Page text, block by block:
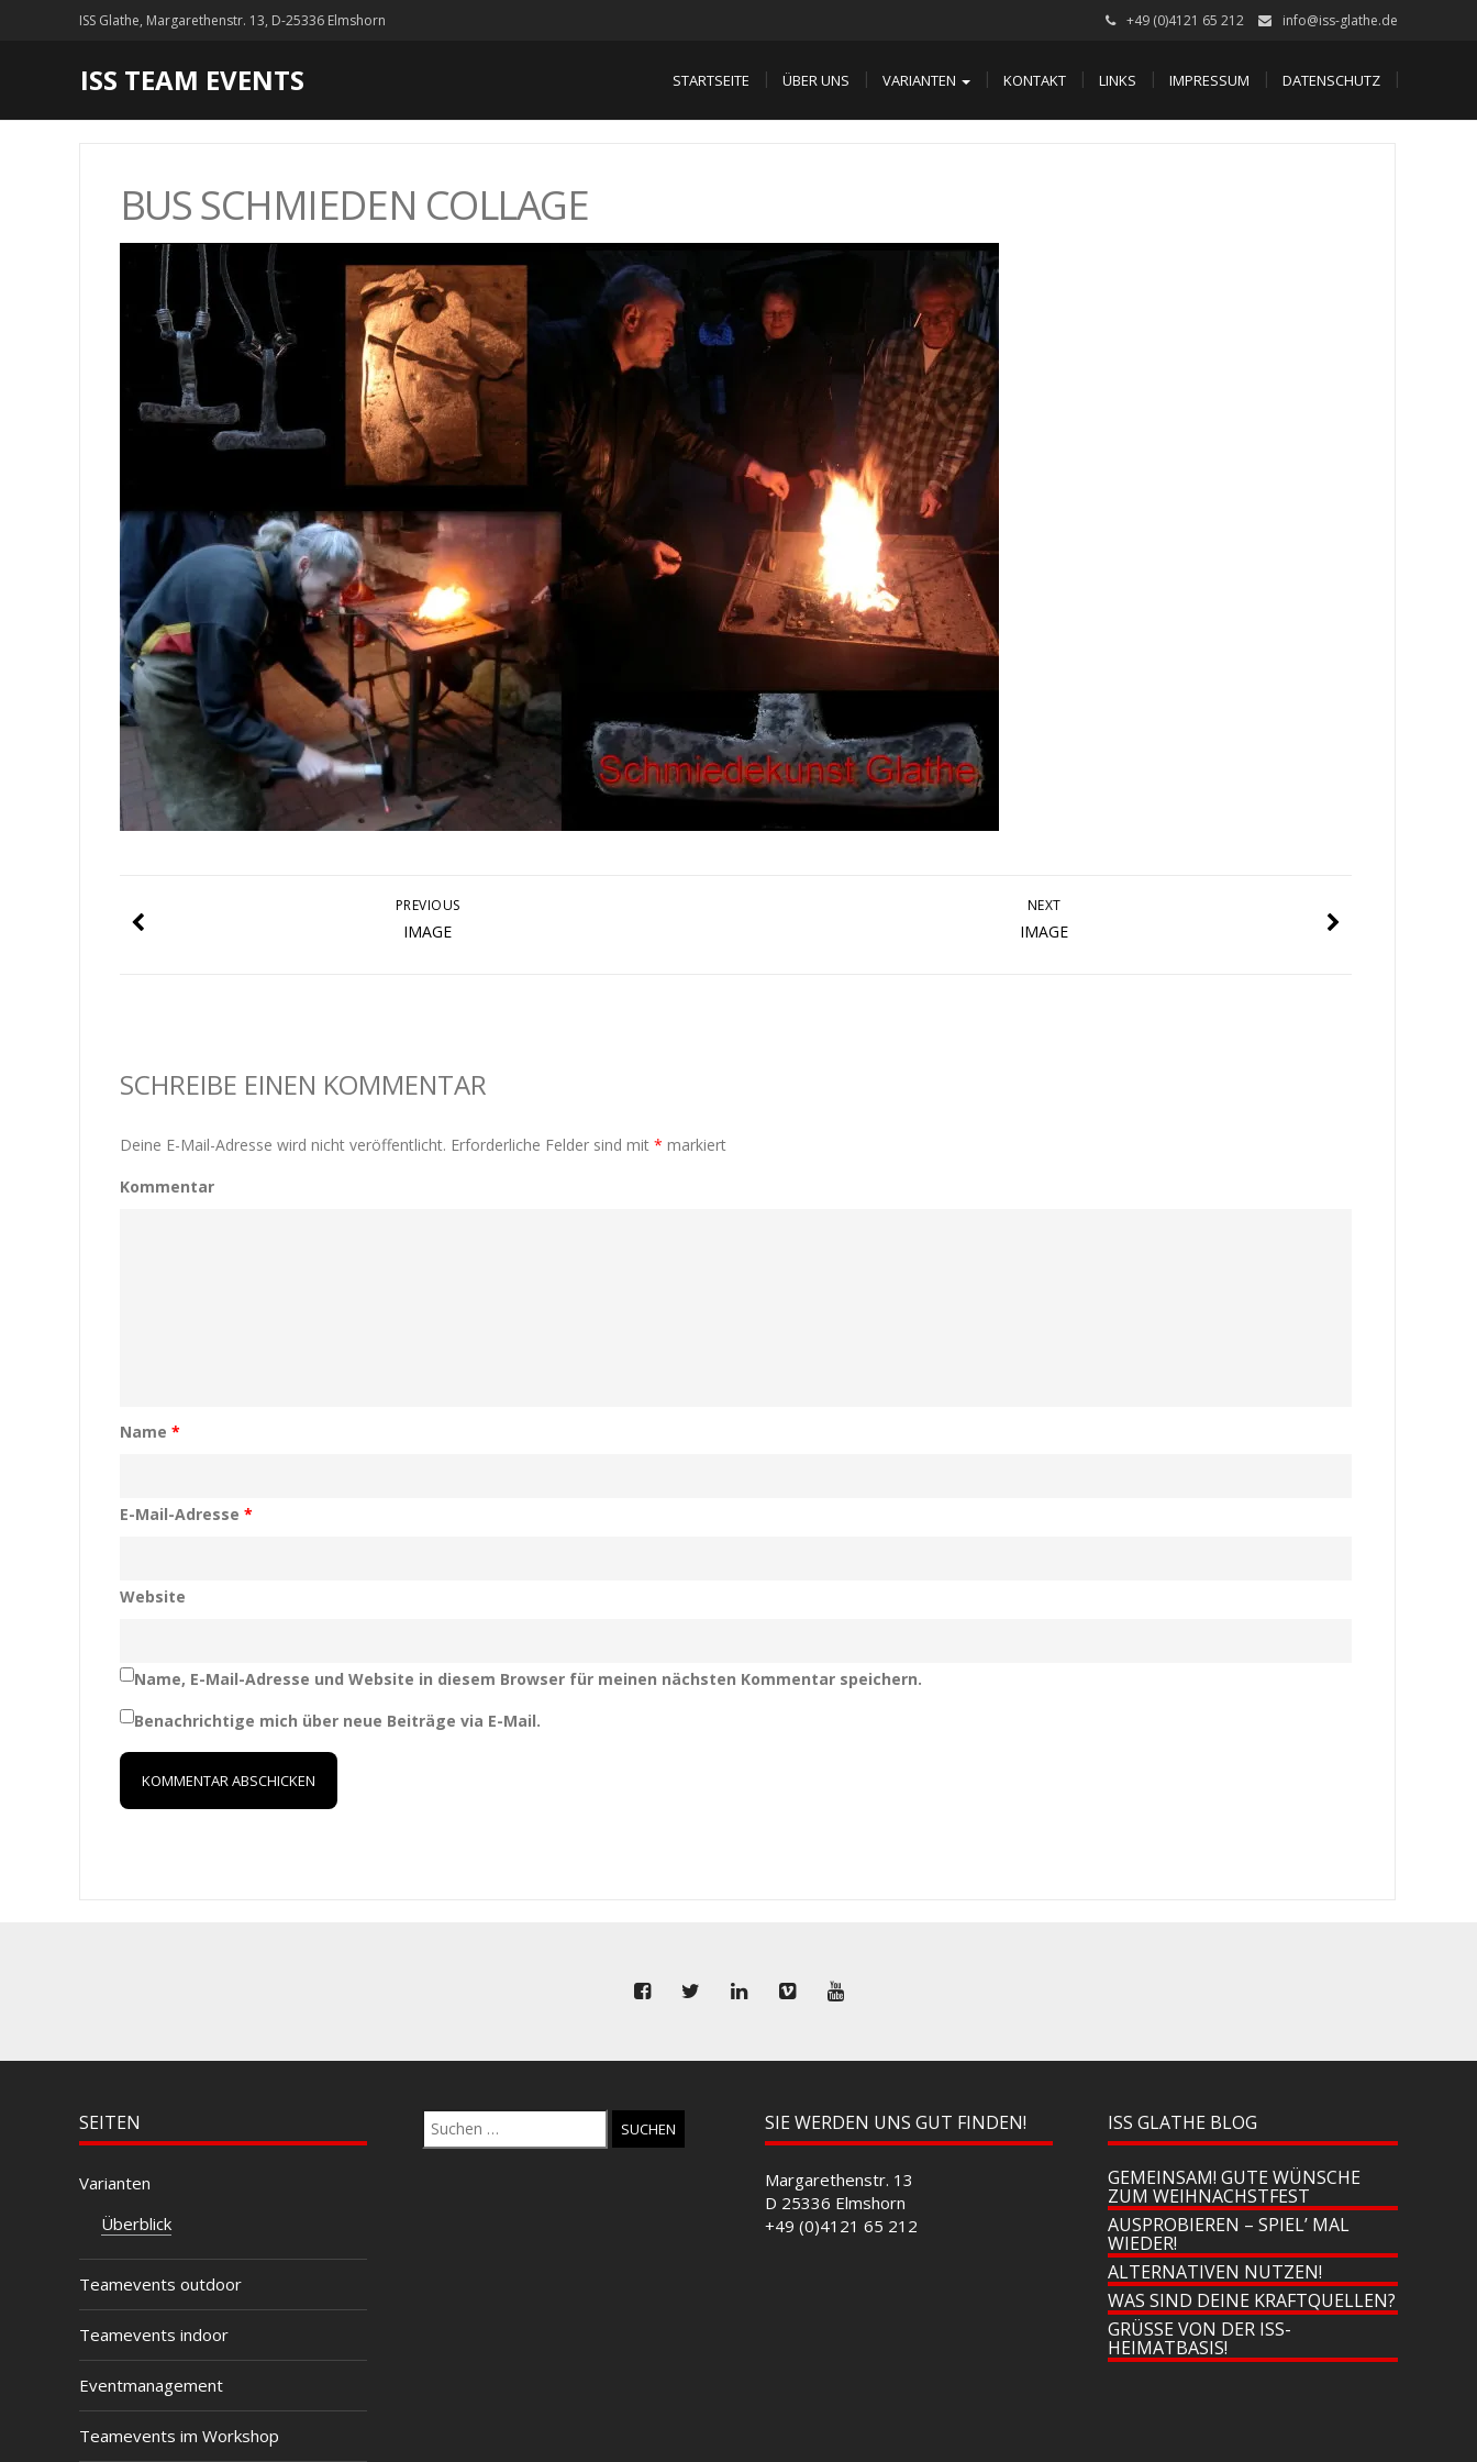
ISS Glathe, Margarethenstr. 13, D-25336 Elmshorn +49 (0)4121 65 212 info@iss-glathe.de
ISS TEAM EVENTS STARTSEITE ÜBER UNS VARIANTEN KONTAKT LINKS IMPRESSUM DATENSCHUTZ
BUS SCHMIEDEN COLLAGE
NEXT
IMAGE
PREVIOUS
IMAGE
SCHREIBE EINEN KOMMENTAR
Deine E-Mail-Adresse wird nicht veröffentlicht. Erforderliche Felder sind mit * markiert
Kommentar
Name *
E-Mail-Adresse *
Website
Name, E-Mail-Adresse und Website in diesem Browser für meinen nächsten Kommentar speichern.
Benachrichtige mich über neue Beiträge via E-Mail.
SEITEN
Varianten
Überblick
Teamevents outdoor
Teamevents indoor
Eventmanagement
Teamevents im Workshop
Suchen
nach:
SIE WERDEN UNS GUT FINDEN!
Margarethenstr. 13
D 25336 Elmshorn
+49 (0)4121 65 212
ISS GLATHE BLOG
GEMEINSAM! GUTE WÜNSCHE
ZUM WEIHNACHSTFEST
AUSPROBIEREN – SPIEL’ MAL
WIEDER!
ALTERNATIVEN NUTZEN!
WAS SIND DEINE KRAFTQUELLEN?
GRÜSSE VON DER ISS-H
EIMATBASIS!